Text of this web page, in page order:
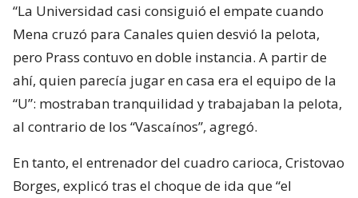
“La Universidad casi consiguió el empate cuando
Mena cruzó para Canales quien desvió la pelota,
pero Prass contuvo en doble instancia. A partir de
ahí, quien parecía jugar en casa era el equipo de la
“U”: mostraban tranquilidad y trabajaban la pelota,
al contrario de los “Vascaínos”, agregó.
En tanto, el entrenador del cuadro carioca, Cristovao
Borges, explicó tras el choque de ida que “el